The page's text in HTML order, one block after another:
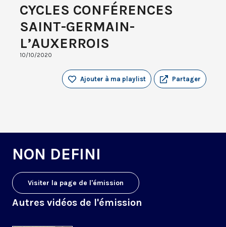
CYCLES CONFÉRENCES
SAINT-GERMAIN-
L’AUXERROIS
10/10/2020
Partager
Ajouter à ma playlist
NON DEFINI
Visiter la page de l'émission
Autres vidéos de l'émission